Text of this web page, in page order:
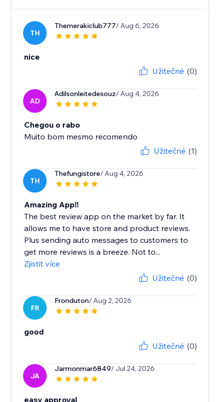
TH
Themerakiclub777/ Aug 6, 2026
nice
Užitečné (0)
AD
Adilsonleitedesouz/ Aug 4, 2026
Chegou o rabo
Muito bom mesmo recomendo
Užitečné (1)
TH
Thefungistore/ Aug 4, 2026
Amazing App!!
The best review app on the market by far. It
allows me to have store and product reviews.
Plus sending auto messages to customers to
get more reviews is a breeze. Not to...
Zjistit více
Užitečné (0)
FR
Fronduton/ Aug 2, 2026
good
Užitečné (0)
JA
Jarmonmar6849/ Jul 24, 2026
easy approval